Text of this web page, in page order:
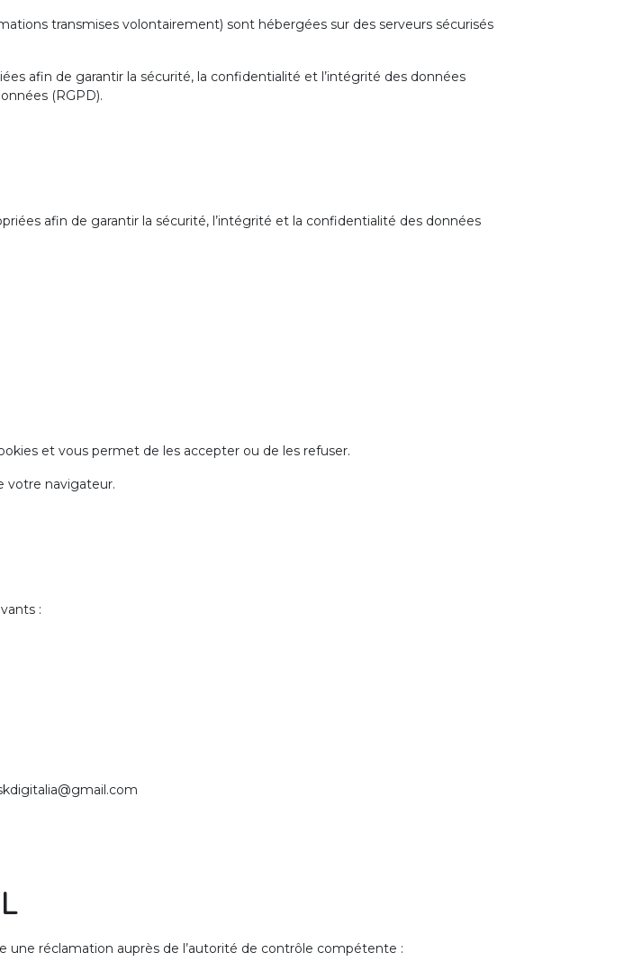
transmises volontairement) sont hébergées sur des serveurs sécurisés
afin de garantir la sécurité, la confidentialité et l’intégrité des données
(RGPD).
afin de garantir la sécurité, l’intégrité et la confidentialité des données
et vous permet de les accepter ou de les refuser.
votre navigateur.
:
une réclamation auprès de l’autorité de contrôle compétente :